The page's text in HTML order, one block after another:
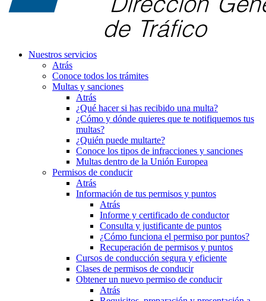
Nuestros servicios
Atrás
Conoce todos los trámites
Multas y sanciones
Atrás
¿Qué hacer si has recibido una multa?
¿Cómo y dónde quieres que te notifiquemos tus
multas?
¿Quién puede multarte?
Conoce los tipos de infracciones y sanciones
Multas dentro de la Unión Europea
Permisos de conducir
Atrás
Información de tus permisos y puntos
Atrás
Informe y certificado de conductor
Consulta y justificante de puntos
¿Cómo funciona el permiso por puntos?
Recuperación de permisos y puntos
Cursos de conducción segura y eficiente
Clases de permisos de conducir
Obtener un nuevo permiso de conducir
Atrás